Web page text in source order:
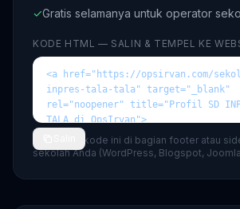
✓Gratis selamanya untuk operator
KODE HTML — SALIN & TEMPEL KE
💡 Tempel kode ini di bagian footer atau
sekolah Anda (WordPress, Blogspot,